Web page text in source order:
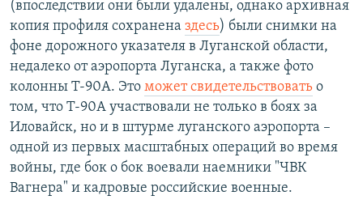
(впоследствии они были удалены, однако архивная
копия профиля сохранена здесь) были снимки на
фоне дорожного указателя в Луганской области,
недалеко от аэропорта Луганска, а также фото
колонны Т-90А. Это может свидетельствовать о
том, что Т-90А участвовали не только в боях за
Иловайск, но и в штурме луганского аэропорта –
одной из первых масштабных операций во время
войны, где бок о бок воевали наемники "ЧВК
Вагнера" и кадровые российские военные.